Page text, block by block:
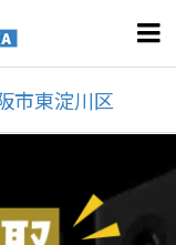

市東淀川区